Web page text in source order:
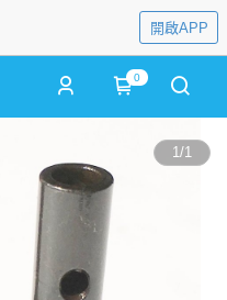
開啟APP
0
1/1